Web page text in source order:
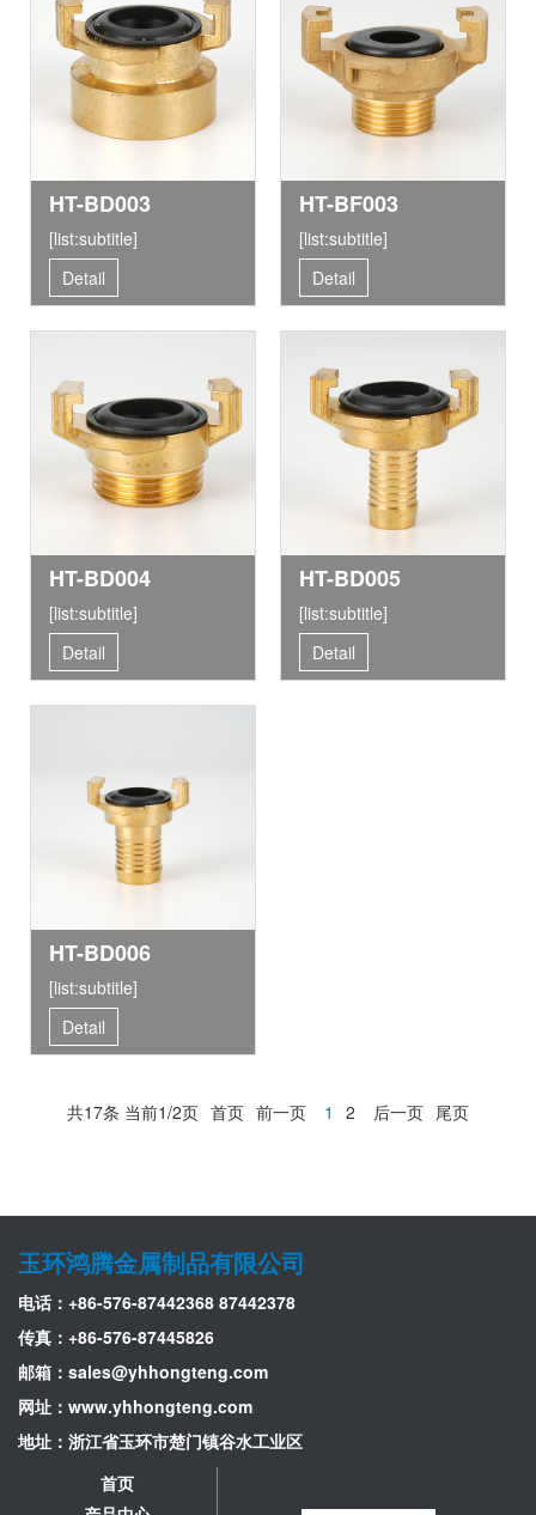
HT-BD003
[list:subtitle]
Detail
HT-BF003
[list:subtitle]
Detail
HT-BD004
[list:subtitle]
Detail
HT-BD005
[list:subtitle]
Detail
HT-BD006
[list:subtitle]
Detail
共17条 当前1/2页 首页 前一页 1 2 后一页 尾页
玉环鸿腾金属制品有限公司
电话：+86-576-87442368 87442378
传真：+86-576-87445826
邮箱： sales@yhhongteng.com
网址：www.yhhongteng.com
地址：浙江省玉环市楚门镇谷水工业区
首页